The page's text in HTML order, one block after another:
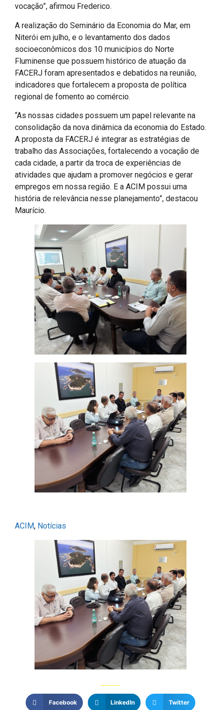
vocação”, afirmou Frederico.
A realização do Seminário da Economia do Mar, em
Niterói em julho, e o levantamento dos dados
socioeconômicos dos 10 municípios do Norte
Fluminense que possuem histórico de atuação da
FACERJ foram apresentados e debatidos na reunião,
indicadores que fortalecem a proposta de política
regional de fomento ao comércio.
“As nossas cidades possuem um papel relevante na
consolidação da nova dinâmica da economia do Estado.
A proposta da FACERJ é integrar as estratégias de
trabalho das Associações, fortalecendo a vocação de
cada cidade, a partir da troca de experiências de
atividades que ajudam a promover negócios e gerar
empregos em nossa região. E a ACIM possui uma
história de relevância nesse planejamento”, destacou
Maurício.
ACIM, Notícias
Facebook LinkedIn Twitter